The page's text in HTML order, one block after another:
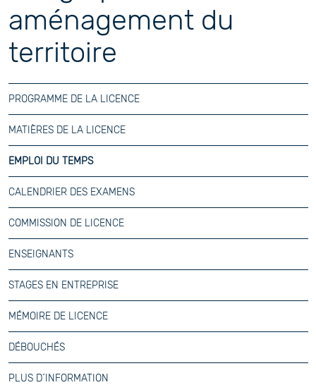
aménagement du
territoire
PROGRAMME DE LA LICENCE
MATIÈRES DE LA LICENCE
EMPLOI DU TEMPS
CALENDRIER DES EXAMENS
COMMISSION DE LICENCE
ENSEIGNANTS
STAGES EN ENTREPRISE
MÉMOIRE DE LICENCE
DÉBOUCHÉS
PLUS D´INFORMATION